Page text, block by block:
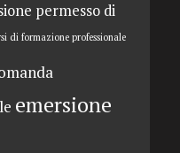
permesso di
di formazione professionale
emersione